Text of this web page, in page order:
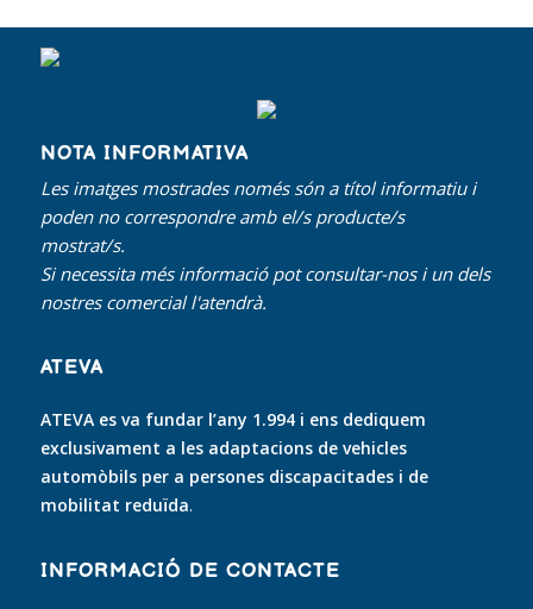
NOTA INFORMATIVA
Les imatges mostrades només són a títol informatiu i
poden no correspondre amb el/s producte/s
mostrat/s.
Si necessita més informació pot consultar-nos i un dels
nostres comercial l'atendrà.
ATEVA
ATEVA es va fundar l’any 1.994 i ens dediquem
exclusivament a les adaptacions de vehicles
automòbils per a persones discapacitades i de
mobilitat reduïda.
INFORMACIÓ DE CONTACTE